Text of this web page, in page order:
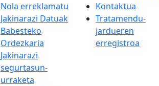
Nola erreklamatu
Jakinarazi Datuak
Babesteko
Ordezkaria
Jakinarazi
segurtasun-
urraketa
Kontaktua
Tratamendu-
jardueren
erregistroa